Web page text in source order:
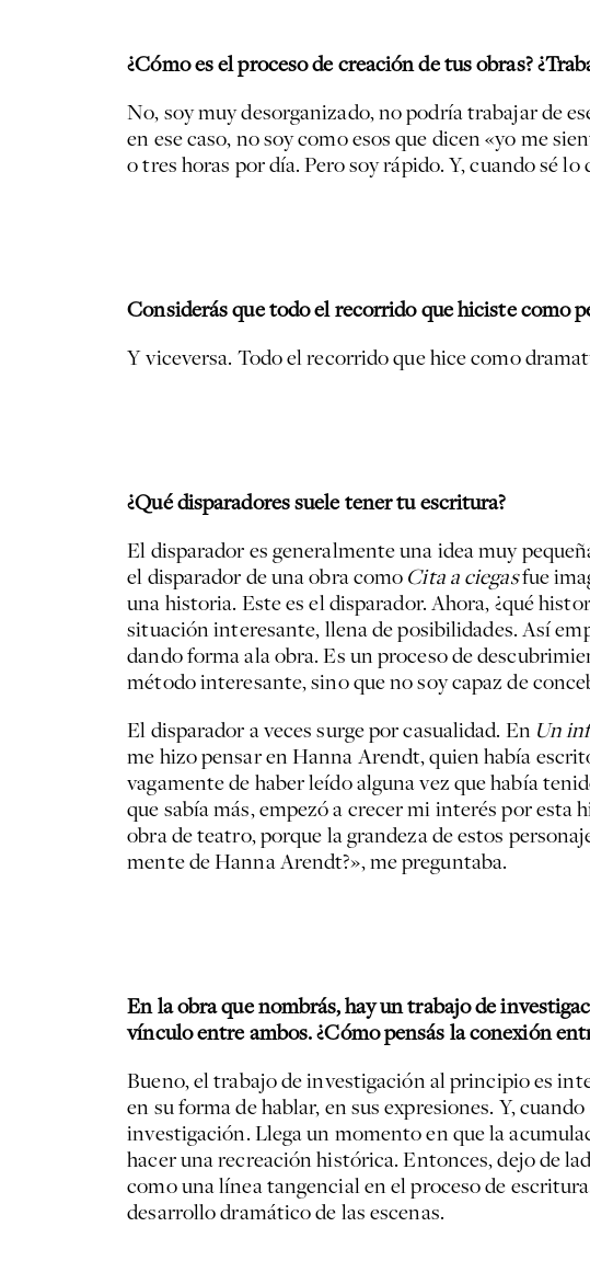
¿Cómo es el proceso de creación de tus obras?
No, soy muy desorganizado, no podría trabajar de
en ese caso, no soy como esos que dicen «yo me
o tres horas por día. Pero soy rápido. Y, cuando sé
Considerás que todo el recorrido que hiciste como
Y viceversa. Todo el recorrido que hice como
¿Qué disparadores suele tener tu escritura?
El disparador es generalmente una idea muy
el disparador de una obra comoCita a ciegasfue
una historia. Este es el disparador. Ahora, ¿qué
situación interesante, llena de posibilidades. Así
dando forma ala obra. Es un proceso de
método interesante, sino que no soy capaz de
El disparador a veces surge por casualidad. En Un
me hizo pensar en Hanna Arendt, quien había
vagamente de haber leído alguna vez que había
que sabía más, empezó a crecer mi interés por
obra de teatro, porque la grandeza de estos
mente de Hanna Arendt?», me preguntaba.
En la obra que nombrás,hay un trabajo de
vínculo entre ambos. ¿Cómo pensás la conexión
Bueno, el trabajo de investigación al principio es
en su forma de hablar, en sus expresiones. Y,
investigación. Llega un momento en que la
hacer una recreación histórica. Entonces, dejo de
como una línea tangencial en el proceso de
desarrollo dramático de las escenas.